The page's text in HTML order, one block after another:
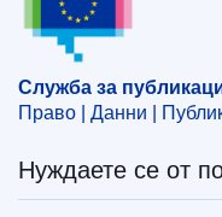
Тема:
сътрудничество
CELEX :
COMNAT :
Служба за
Право | Данни |
Нуждаете се от